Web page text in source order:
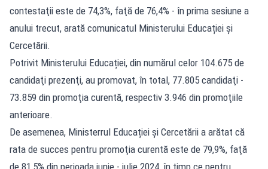
contestaţii este de 74,3%, faţă de 76,4% - în prima sesiune a
anului trecut, arată comunicatul Ministerului Educației și
Cercetării.
Potrivit Ministerului Educației, din numărul celor 104.675 de
candidaţi prezenţi, au promovat, în total, 77.805 candidaţi -
73.859 din promoţia curentă, respectiv 3.946 din promoţiile
anterioare.
De asemenea, Ministerrul Educației și Cercetării a arătat că
rata de succes pentru promoţia curentă este de 79,9%, faţă
de 81,5% din perioada iunie - iulie 2024, în timp ce pentru